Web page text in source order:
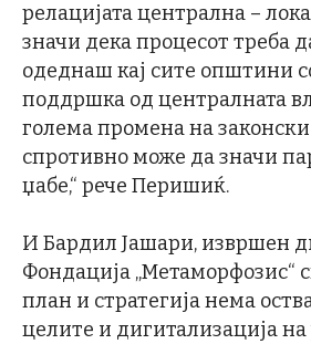
релацијата централна –
значи дека процесот треба
одеднаш кај сите општини
поддршка од централната
голема промена на
спротивно може да значи
џабе,“ рече Перишиќ.
И Бардил Јашари, извршен
Фондација „Метаморфозис“
план и стратегија нема
целите и дигитализација на